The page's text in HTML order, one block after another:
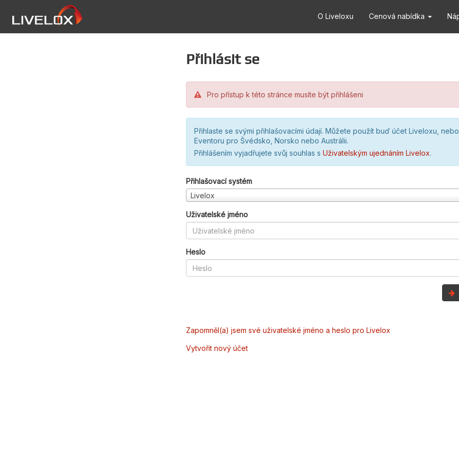
O Liveloxu Cenová nabídka
Přihlásit se
Pro přístup k této stránce musíte být přihlášeni
Přihlaste se svými přihlašovacími údají. Můžete použít buď účet Liveloxu,
Eventoru pro Švédsko, Norsko nebo Austrálii.
Přihlášením vyjadřujete svůj souhlas s Uživatelským ujednáním Livelox.
Přihlašovací systém
Livelox
Uživatelské jméno
Heslo
Zapomněl(a) jsem své uživatelské jméno a heslo pro Livelox
Vytvořit nový účet